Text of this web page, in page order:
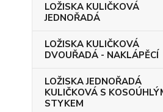
LOŽISKA KULIČKOVÁ
JEDNOŘADÁ
LOŽISKA KULIČKOVÁ
DVOUŘADÁ - NAKLÁPĚCÍ
LOŽISKA JEDNOŘADÁ
KULIČKOVÁ S
STYKEM